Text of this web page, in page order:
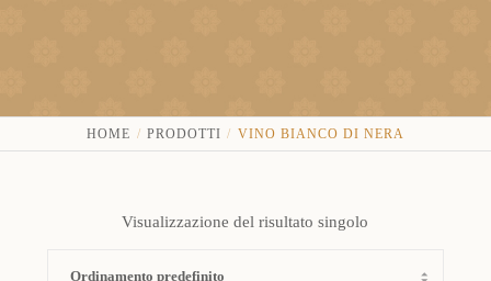
HOME PRODOTTI VINO BIANCO DI NERA
Visualizzazione del risultato singolo